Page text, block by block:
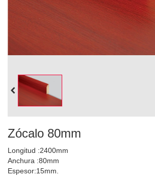
Zócalo 80mm
Longitud :2400mm
Anchura :80mm
Espesor:15mm.